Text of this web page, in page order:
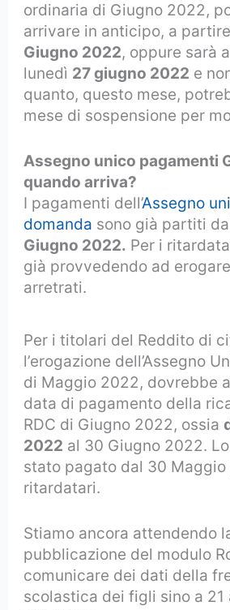
ordinaria di Giugno 2022,
arrivare in anticipo, a
Giugno 2022, oppure sarà
lunedì 27 giugno 2022 e
quanto, questo mese,
mese di sospensione per
Assegno unico pagamenti
quando arriva?
I pagamenti dell’Assegno
domanda sono già partiti
Giugno 2022. Per i
già provvedendo ad
arretrati.
Per i titolari del Reddito di
l’erogazione dell’Assegno
di Maggio 2022, dovrebbe
data di pagamento della
RDC di Giugno 2022, ossia
2022 al 30 Giugno 2022.
stato pagato dal 30 Maggio
ritardatari.
Stiamo ancora attendendo
pubblicazione del modulo
comunicare dei dati della
scolastica dei figli sino a 21